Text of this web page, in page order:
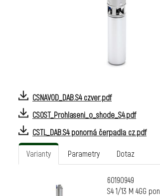
CSNAVOD_DAB.S4 czver.pdf
CSOST_Prohlaseni_o_shode_S4.pdf
CSTL_DAB.S4 ponorná čerpadla cz.pdf
Varianty Parametry Dotaz
60190949
S4 1/13 M 4GG